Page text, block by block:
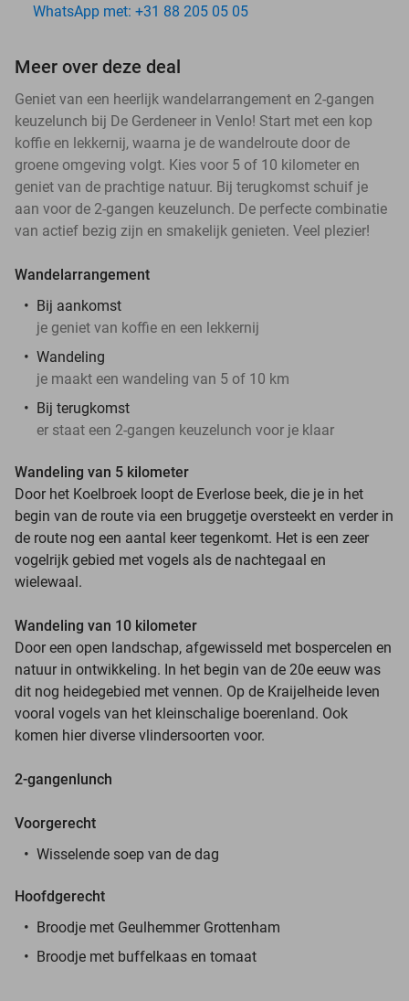
WhatsApp met: +31 88 205 05 05
Meer over deze deal
Geniet van een heerlijk wandelarrangement en 2-gangen
keuzelunch bij De Gerdeneer in Venlo! Start met een kop
koffie en lekkernij, waarna je de wandelroute door de
groene omgeving volgt. Kies voor 5 of 10 kilometer en
geniet van de prachtige natuur. Bij terugkomst schuif je
aan voor de 2-gangen keuzelunch. De perfecte combinatie
van actief bezig zijn en smakelijk genieten. Veel plezier!
Wandelarrangement
Bij aankomst
je geniet van koffie en een lekkernij
Wandeling
je maakt een wandeling van 5 of 10 km
Bij terugkomst
er staat een 2-gangen keuzelunch voor je klaar
Wandeling van 5 kilometer
Door het Koelbroek loopt de Everlose beek, die je in het
begin van de route via een bruggetje oversteekt en verder in
de route nog een aantal keer tegenkomt. Het is een zeer
vogelrijk gebied met vogels als de nachtegaal en
wielewaal.
Wandeling van 10 kilometer
Door een open landschap, afgewisseld met bospercelen en
natuur in ontwikkeling. In het begin van de 20e eeuw was
dit nog heidegebied met vennen. Op de Kraijelheide leven
vooral vogels van het kleinschalige boerenland. Ook
komen hier diverse vlindersoorten voor.
2-gangenlunch
Voorgerecht
Wisselende soep van de dag
Hoofdgerecht
Broodje met Geulhemmer Grottenham
Broodje met buffelkaas en tomaat